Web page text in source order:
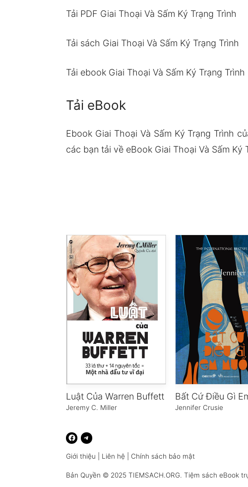
Tải PDF Giai Thoại Và Sấm Ký Trạng Trình
Tải sách Giai Thoại Và Sấm Ký Trạng Trình
Tải ebook Giai Thoại Và Sấm Ký Trạng Trình
Tải eBook
Ebook Giai Thoại Và Sấm Ký Trạng Trình
các bạn tải về eBook Giai Thoại Và Sấm
Luật Của Warren Buffett
Jeremy C. Miller Jennifer Crusie
Giới thiệu Liên hệ Chính sách bảo mật
Bản Quyền © 2025TIEMSACH.ORG. Tiệm sách eBook